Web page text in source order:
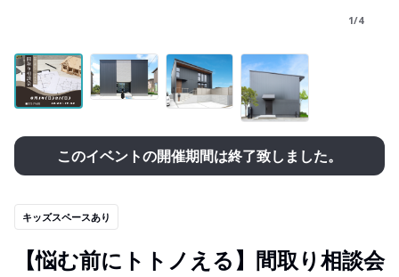
1/4
このイベントの開催期間は終了致しました。
キッズスペースあり
【悩む前にトトノえる】間取り相談会